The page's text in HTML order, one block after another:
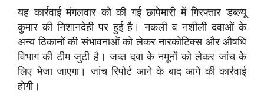
यह कार्रवाई मंगलवार को की गई छापेमारी में गिरफ्तार डब्ल्यू
कुमार की निशानदेही पर हुई है। नकली व नशीली दवाओं के
अन्य ठिकानों की संभावनाओं को लेकर नारकोटिक्स और औषधि
विभाग की टीम जुटी है। जब्त दवा के नमूनों को लेकर जांच के
लिए भेजा जाएगा। जांच रिपोर्ट आने के बाद आगे की कार्रवाई
होगी।